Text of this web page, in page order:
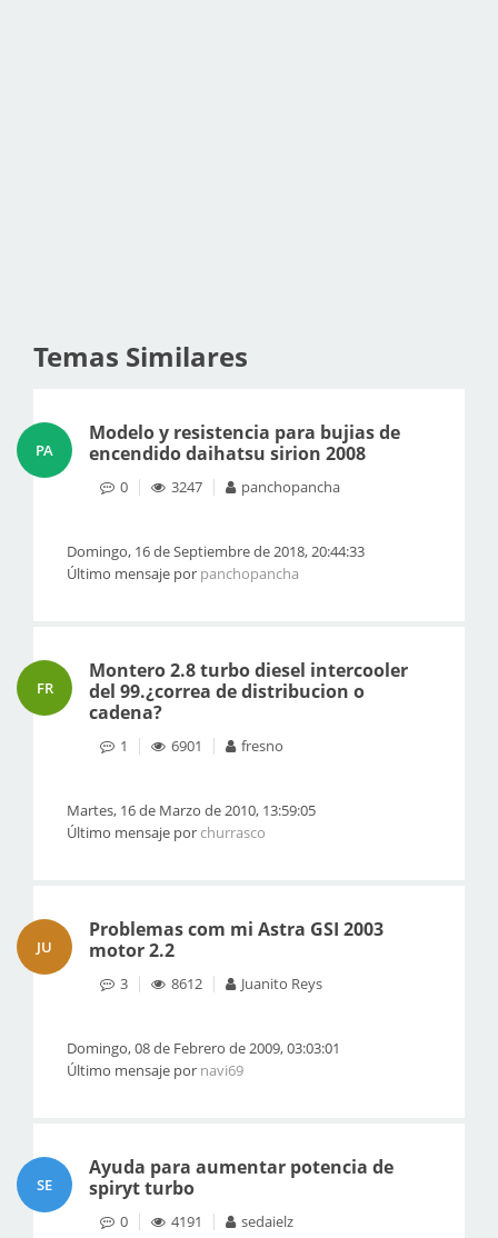
Temas Similares
PA
Modelo y resistencia para bujias de
encendido daihatsu sirion 2008
0 3247 panchopancha
Domingo, 16 de Septiembre de 2018, 20:44:33
Último mensaje por panchopancha
FR
Montero 2.8 turbo diesel intercooler
del 99.¿correa de distribucion o
cadena?
1 6901 fresno
Martes, 16 de Marzo de 2010, 13:59:05
Último mensaje porchurrasco
JU
Problemas com mi Astra GSI 2003
motor 2.2
3 8612 Juanito Reys
Domingo, 08 de Febrero de 2009, 03:03:01
Último mensaje por navi69
SE
Ayuda para aumentar potencia de
spiryt turbo
0 4191 sedaielz